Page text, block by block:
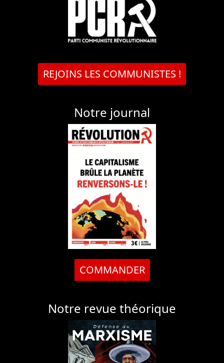
REJOINS LES COMMUNISTES !
Notre journal
COMMANDER
Notre revue théorique